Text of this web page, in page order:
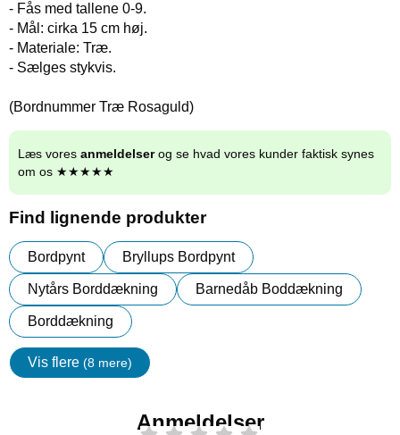
- Fås med tallene 0-9.
- Mål: cirka 15 cm høj.
- Materiale: Træ.
- Sælges stykvis.
(Bordnummer Træ Rosaguld)
Læs vores anmeldelserog se hvad vores kunder faktisk synes
om os ★★★★★
Find lignende produkter
Bordpynt Bryllups Bordpynt
Nytårs Borddækning Barnedåb Boddækning
Borddækning
Vis flere (8 mere)
Egenskaper
Anmeldelser